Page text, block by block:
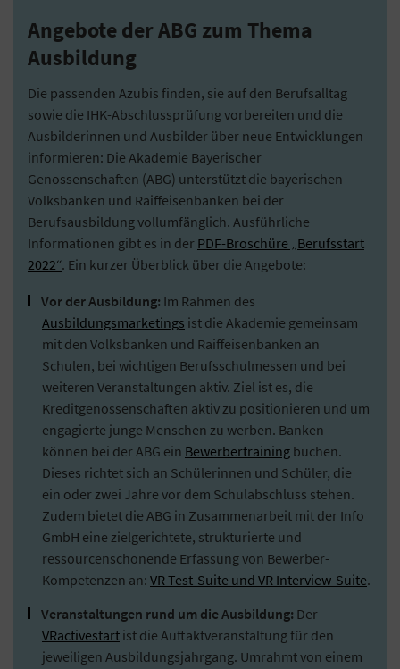
Angebote der ABG zum Thema
Ausbildung
Die passenden Azubis finden, sie auf den Berufsalltag
sowie die IHK-Abschlussprüfung vorbereiten und die
Ausbilderinnen und Ausbilder über neue Entwicklungen
informieren: Die Akademie Bayerischer
Genossenschaften (ABG) unterstützt die bayerischen
Volksbanken und Raiffeisenbanken bei der
Berufsausbildung vollumfänglich. Ausführliche
Informationen gibt es in der PDF-Broschüre „Berufsstart
2022“. Ein kurzer Überblick über die Angebote:
Vor der Ausbildung: Im Rahmen des
Ausbildungsmarketings ist die Akademie gemeinsam
mit den Volksbanken und Raiffeisenbanken an
Schulen, bei wichtigen Berufsschulmessen und bei
weiteren Veranstaltungen aktiv. Ziel ist es, die
Kreditgenossenschaften aktiv zu positionieren und um
engagierte junge Menschen zu werben. Banken
können bei der ABG ein Bewerbertraining buchen.
Dieses richtet sich an Schülerinnen und Schüler, die
ein oder zwei Jahre vor dem Schulabschluss stehen.
Zudem bietet die ABG in Zusammenarbeit mit der Info
GmbH eine zielgerichtete, strukturierte und
ressourcenschonende Erfassung von Bewerber-
Kompetenzen an: VR Test-Suite und VR Interview-Suite.
Veranstaltungen rund um die Ausbildung: Der
VRactivestart ist die Auftaktveranstaltung für den
jeweiligen Ausbildungsjahrgang. Umrahmt von einem